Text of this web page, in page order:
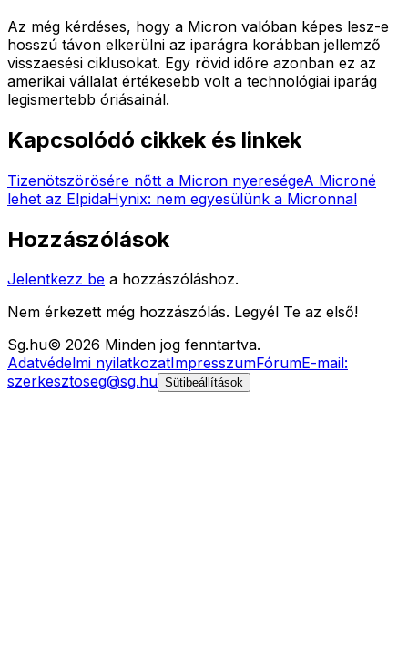
Az még kérdéses, hogy a Micron valóban képes lesz-e
hosszú távon elkerülni az iparágra korábban jellemző
visszaesési ciklusokat. Egy rövid időre azonban ez az
amerikai vállalat értékesebb volt a technológiai iparág
legismertebb óriásainál.
Kapcsolódó cikkek és linkek
Tizenötszörösére nőtt a Micron nyereségeA Microné
lehet az ElpidaHynix: nem egyesülünk a Micronnal
Hozzászólások
Jelentkezz be a hozzászóláshoz.
Nem érkezett még hozzászólás. Legyél Te az első!
Sg.hu© 2026 Minden jog fenntartva.
Adatvédelmi nyilatkozatImpresszumFórumE-mail:
szerkesztoseg@sg.hu Sütibeállítások